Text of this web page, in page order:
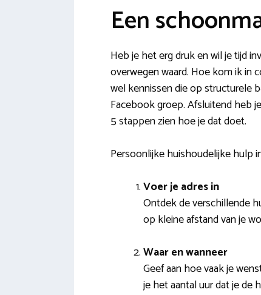
Een
Heb je het erg druk en wil je tijd
overwegen waard. Hoe kom ik in
wel kennissen die op structurele
Facebook groep. Afsluitend heb
5 stappen zien hoe je dat doet.
Persoonlijke huishoudelijke hulp
Voer je adres in
Ontdek de verschillende
op kleine afstand van je
Waar en wanneer
Geef aan hoe vaak je
je het aantal uur dat je de